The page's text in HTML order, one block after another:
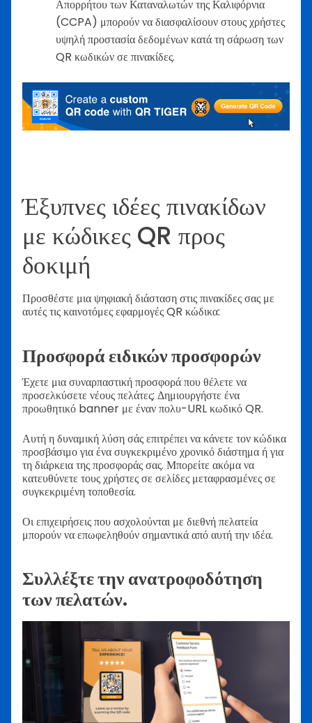
Απορρήτου των Καταναλωτών της Καλιφόρνια
(CCPA) μπορούν να διασφαλίσουν στους χρήστες
υψηλή προστασία δεδομένων κατά τη σάρωση των
QR κωδικών σε πινακίδες.
Έξυπνες ιδέες πινακίδων
με κώδικες QR προς
δοκιμή
Προσθέστε μια ψηφιακή διάσταση στις πινακίδες σας με
αυτές τις καινοτόμες εφαρμογές QR κώδικα:
Προσφορά ειδικών προσφορών
Έχετε μια συναρπαστική προσφορά που θέλετε να
προσελκύσετε νέους πελάτες; Δημιουργήστε ένα
προωθητικό banner με έναν πολυ-URL κωδικό QR.
Αυτή η δυναμική λύση σάς επιτρέπει να κάνετε τον κώδικα
προσβάσιμο για ένα συγκεκριμένο χρονικό διάστημα ή για
τη διάρκεια της προσφοράς σας. Μπορείτε ακόμα να
κατευθύνετε τους χρήστες σε σελίδες μεταφρασμένες σε
συγκεκριμένη τοποθεσία.
Οι επιχειρήσεις που ασχολούνται με διεθνή πελατεία
μπορούν να επωφεληθούν σημαντικά από αυτή την ιδέα.
Συλλέξτε την ανατροφοδότηση
των πελατών.